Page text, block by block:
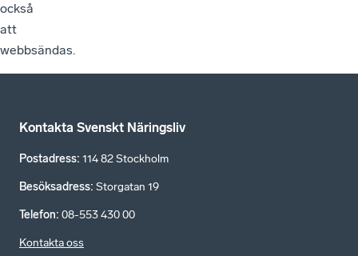
också
att
webbsändas.
Kontakta Svenskt Näringsliv
Postadress: 114 82 Stockholm
Besöksadress: Storgatan 19
Telefon: 08-553 430 00
Kontakta oss